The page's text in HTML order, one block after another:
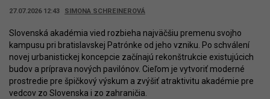
27.07.2026 12:43 SIMONA SCHREINEROVÁ
Slovenská akadémia vied rozbieha najväčšiu premenu svojho
kampusu pri bratislavskej Patrónke od jeho vzniku. Po schválení
novej urbanistickej koncepcie začínajú rekonštrukcie existujúcich
budov a príprava nových pavilónov. Cieľom je vytvoriť moderné
prostredie pre špičkový výskum a zvýšiť atraktivitu akadémie pre
vedcov zo Slovenska i zo zahraničia.